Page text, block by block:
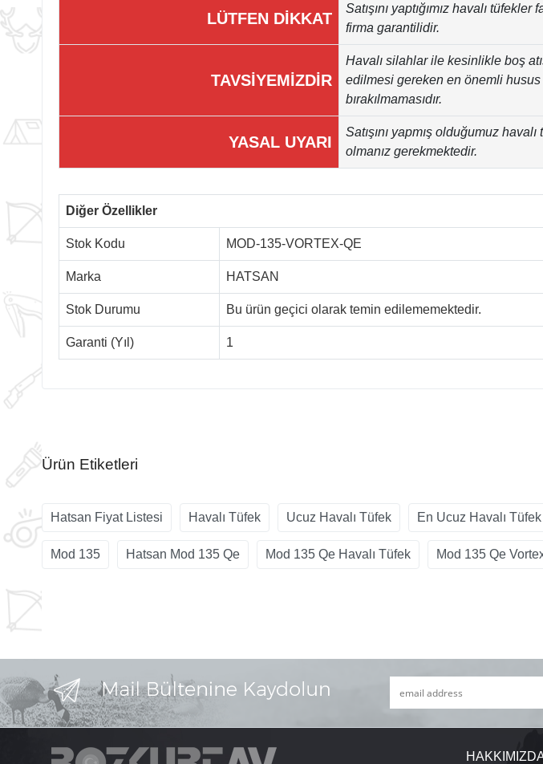
LÜTFEN DİKKAT
Satışını yaptığımız havalı
firma garantilidir.
TAVSİYEMİZDİR
Havalı silahlar ile kesinlikle boş
edilmesi gereken en önemli
bırakılmamasıdır.
YASAL UYARI
Satışını yapmış olduğumuz
olmanız gerekmektedir.
Diğer Özellikler
Stok Kodu MOD-135-VORTEX-QE
Marka HATSAN
Stok Durumu Bu ürün geçici olarak temin edilememektedir.
Garanti (Yıl) 1
Ürün Etiketleri
Hatsan Fiyat Listesi Havalı Tüfek Ucuz Havalı Tüfek En Ucuz Havalı Tüfek
Mod 135 Hatsan Mod 135 Qe Mod 135 Qe Havalı Tüfek Mod 135 Qe